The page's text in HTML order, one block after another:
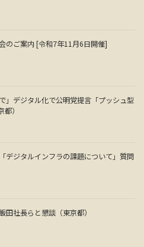
のご案内 [令和7年11月6日開催]
」デジタル化で公明党提言「プッシュ型
都）
デジタルインフラの課題について」質問
田社長らと懇談（東京都）